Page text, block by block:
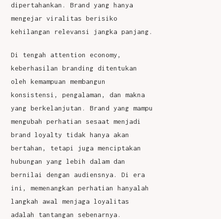
dipertahankan. Brand yang hanya
mengejar viralitas berisiko
kehilangan relevansi jangka panjang.
Di tengah attention economy,
keberhasilan branding ditentukan
oleh kemampuan membangun
konsistensi, pengalaman, dan makna
yang berkelanjutan. Brand yang mampu
mengubah perhatian sesaat menjadi
brand loyalty tidak hanya akan
bertahan, tetapi juga menciptakan
hubungan yang lebih dalam dan
bernilai dengan audiensnya. Di era
ini, memenangkan perhatian hanyalah
langkah awal menjaga loyalitas
adalah tantangan sebenarnya.